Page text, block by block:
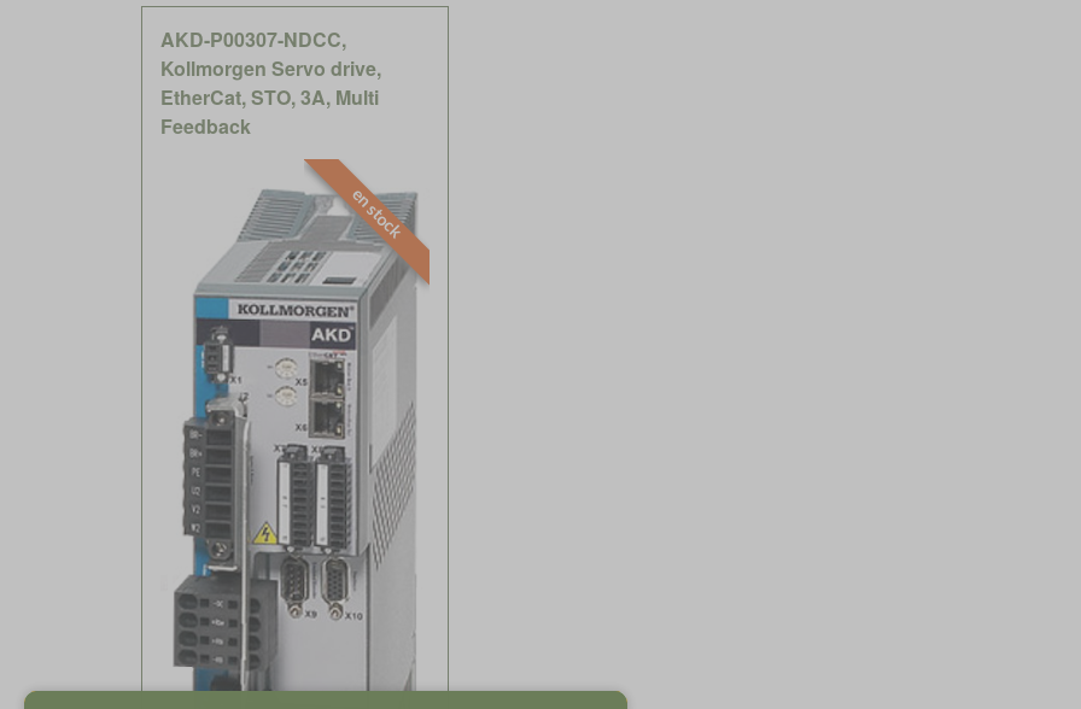
AKD-P00307-NDCC,
Kollmorgen Servo drive,
EtherCat, STO, 3A, Multi
Feedback
en stock